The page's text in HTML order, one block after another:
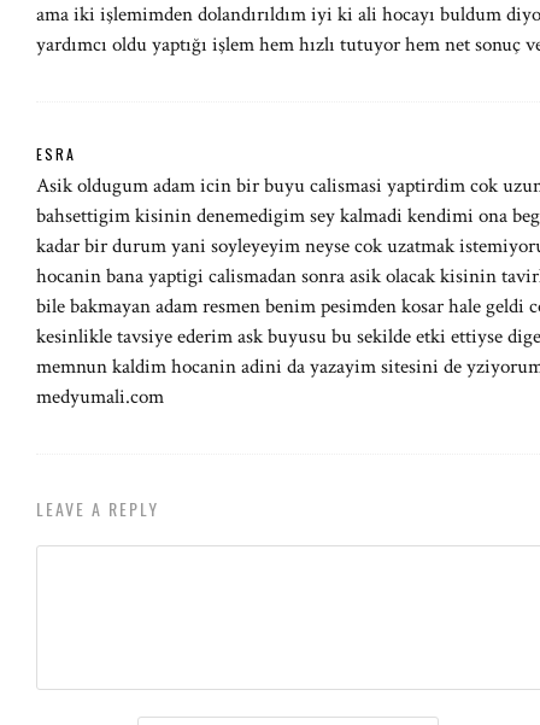
ama iki işlemimden dolandırıldım iyi ki ali hocayı buldum
yardımcı oldu yaptığı işlem hem hızlı tutuyor hem net
ESRA
Asik oldugum adam icin bir buyu calismasi yaptirdim cok
bahsettigim kisinin denemedigim sey kalmadi kendimi ona
kadar bir durum yani soyleyeyim neyse cok uzatmak
hocanin bana yaptigi calismadan sonra asik olacak kisinin
bile bakmayan adam resmen benim pesimden kosar hale
kesinlikle tavsiye ederim ask buyusu bu sekilde etki ettiyse
memnun kaldim hocanin adini da yazayim sitesini de
medyumali.com
LEAVE A REPLY